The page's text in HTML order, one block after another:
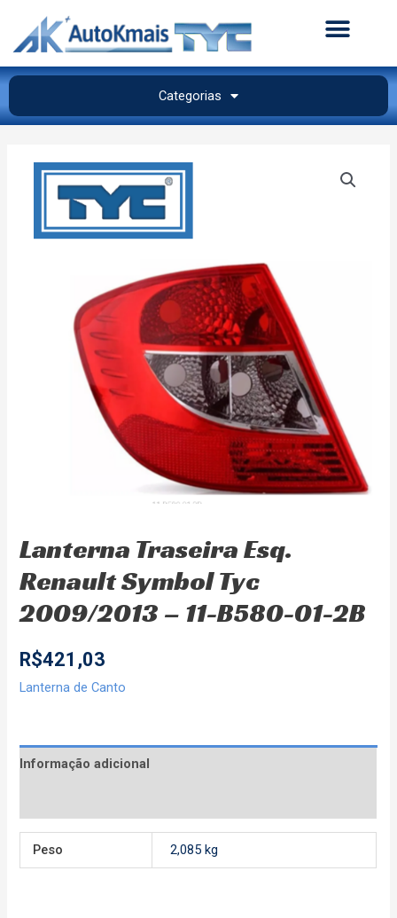
Categorias
Lanterna Traseira Esq.
Renault Symbol Tyc
2009/2013 – 11-B580-01-2B
R$421,03
Lanterna de Canto
Informação adicional
Peso 2,085 kg